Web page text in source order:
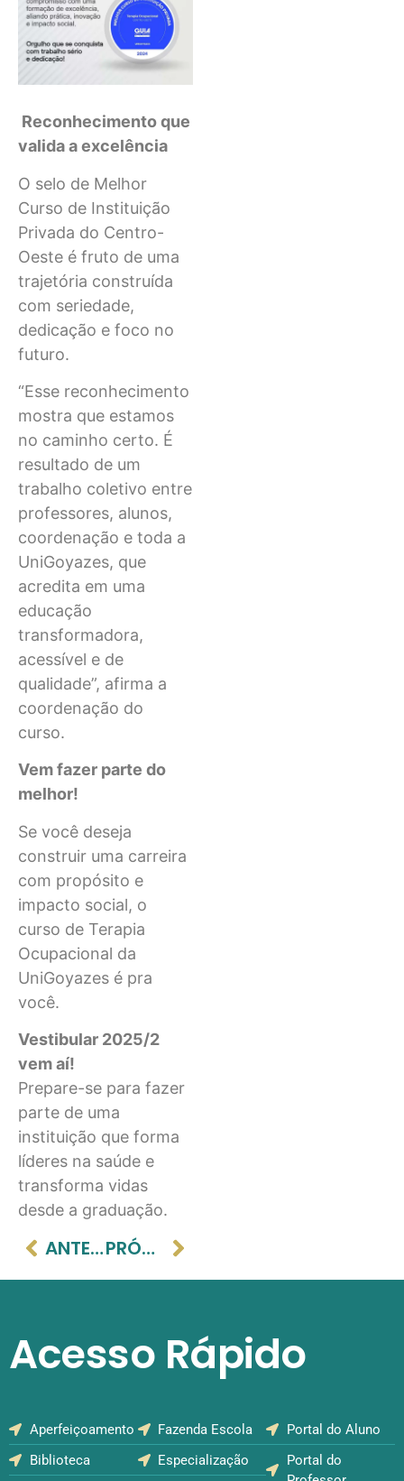
Reconhecimento que
valida a excelência
O selo de Melhor
Curso de Instituição
Privada do Centro-
Oeste é fruto de uma
trajetória construída
com seriedade,
dedicação e foco no
futuro.
“Esse reconhecimento
mostra que estamos
no caminho certo. É
resultado de um
trabalho coletivo entre
professores, alunos,
coordenação e toda a
UniGoyazes, que
acredita em uma
educação
transformadora,
acessível e de
qualidade”, afirma a
coordenação do
curso.
Vem fazer parte do
melhor!
Se você deseja
construir uma carreira
com propósito e
impacto social, o
curso de Terapia
Ocupacional da
UniGoyazes é pra
você.
Vestibular 2025/2
vem aí!
Prepare-se para fazer
parte de uma
instituição que forma
líderes na saúde e
transforma vidas
desde a graduação.
ANTERIOR PRÓXIMO
Acesso Rápido
Aperfeiçoamento
Biblioteca
Fazenda Escola
Especialização
Portal do Aluno
Portal do